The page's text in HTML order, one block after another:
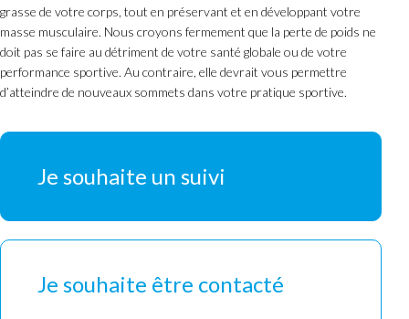
grasse de votre corps, tout en préservant et en développant votre
masse musculaire. Nous croyons fermement que la perte de poids ne
doit pas se faire au détriment de votre santé globale ou de votre
performance sportive. Au contraire, elle devrait vous permettre
d’atteindre de nouveaux sommets dans votre pratique sportive.
Je souhaite un suivi
Je souhaite être contacté